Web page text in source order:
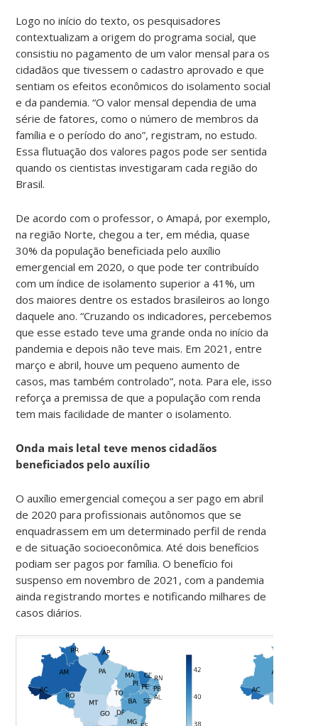
Logo no início do texto, os pesquisadores
contextualizam a origem do programa social, que
consistiu no pagamento de um valor mensal para os
cidadãos que tivessem o cadastro aprovado e que
sentiam os efeitos econômicos do isolamento social
e da pandemia. “O valor mensal dependia de uma
série de fatores, como o número de membros da
família e o período do ano”, registram, no estudo.
Essa flutuação dos valores pagos pode ser sentida
quando os cientistas investigaram cada região do
Brasil.
De acordo com o professor, o Amapá, por exemplo,
na região Norte, chegou a ter, em média, quase
30% da população beneficiada pelo auxílio
emergencial em 2020, o que pode ter contribuído
com um índice de isolamento superior a 41%, um
dos maiores dentre os estados brasileiros ao longo
daquele ano. “Cruzando os indicadores, percebemos
que esse estado teve uma grande onda no início da
pandemia e depois não teve mais. Em 2021, entre
março e abril, houve um pequeno aumento de
casos, mas também controlado”, nota. Para ele, isso
reforça a premissa de que a população com renda
tem mais facilidade de manter o isolamento.
Onda mais letal teve menos cidadãos
beneficiados pelo auxílio
O auxílio emergencial começou a ser pago em abril
de 2020 para profissionais autônomos que se
enquadrassem em um determinado perfil de renda
e de situação socioeconômica. Até dois benefícios
podiam ser pagos por família. O benefício foi
suspenso em novembro de 2021, com a pandemia
ainda registrando mortes e notificando milhares de
casos diários.